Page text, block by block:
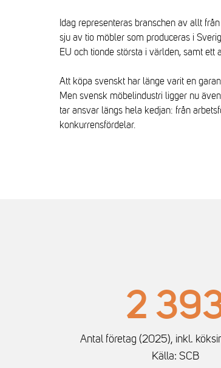
Idag representeras branschen av allt
sju av tio möbler som produceras i
EU och tionde största i världen, samt
Att köpa svenskt har länge varit en
Men svensk möbelindustri ligger nu
tar ansvar längs hela kedjan: från
konkurrensfördelar.
2
Antal företag (2025), inkl.
Källa: SCB